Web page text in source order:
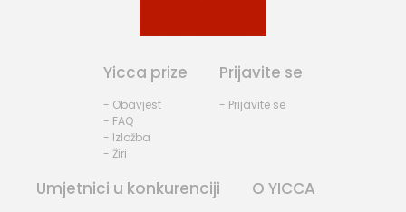
Yicca prize
- Obavjest
- FAQ
- Izložba
- Žiri
Prijavite se
- Prijavite se
Umjetnici u konkurenciji O YICCA